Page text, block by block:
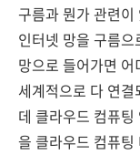
구름과 뭔가 관련
인터넷 망을 구름
망으로 들어가면
세계적으로 다 연
데 클라우드 컴퓨
을 클라우드 컴퓨